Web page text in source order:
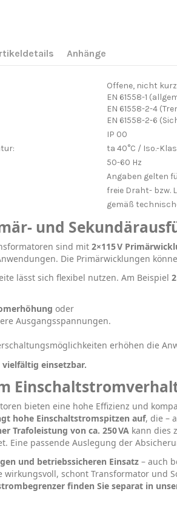
Anhänge
Offene, nicht
EN 61558-1
EN 61558-2-4
EN 61558-2-6
IP 00
ta 40°C / Iso.-
50-60 Hz
Angaben gelten
freie Draht- bzw.
gemäß
und
sind mit 2×115 V
Die Primärwicklungen
lässt sich flexibel nutzen. Am Beispiel
oder
Ausgangsspannungen.
erhöhen die
einsetzbar.
bieten eine hohe Effizienz und
hohe Einschaltstromspitzen auf, die –
Trafoleistung von ca. 250 VAkann dies
Eine passende Auslegung der
und betriebssicheren Einsatz– auch
wirkungsvoll, schont Transformator und
finden Sie separat in